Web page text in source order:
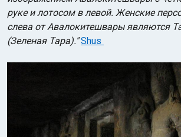
руке и лотосом в левой. Женские
слева от Авалокитешвары являются
(Зеленая Тара)."Shus